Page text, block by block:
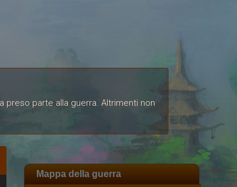
parte alla guerra. Altrimenti non
Mappa della guerra